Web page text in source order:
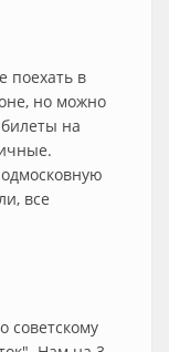
поехать в
но можно
на
все
советскому